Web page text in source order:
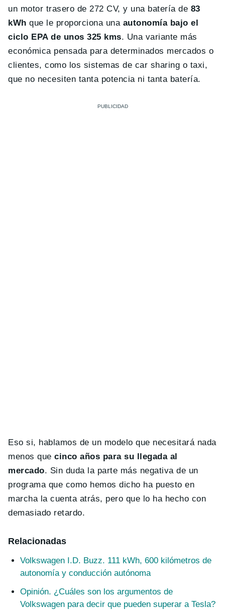
un motor trasero de 272 CV, y una batería de 83
kWh que le proporciona una autonomía bajo el
ciclo EPA de unos 325 kms. Una variante más
económica pensada para determinados mercados o
clientes, como los sistemas de car sharing o taxi,
que no necesiten tanta potencia ni tanta batería.
Eso si, hablamos de un modelo que necesitará nada
menos quecinco años para su llegada al
mercado. Sin duda la parte más negativa de un
programa que como hemos dicho ha puesto en
marcha la cuenta atrás, pero que lo ha hecho con
demasiado retardo.
Relacionadas
Volkswagen I.D. Buzz. 111 kWh, 600 kilómetros de
autonomía y conducción autónoma
Opinión. ¿Cuáles son los argumentos de
Volkswagen para decir que pueden superar a Tesla?